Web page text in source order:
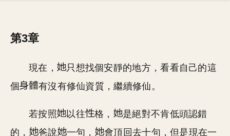
第3章
現在，
只想找個安靜的地方，看看自己的這
個
有沒有修仙資質，繼續修仙。
若按照 以往 格，
是絕對不肯低頭認錯
的，
爸說 一句，
會頂回去十句，但是現在一